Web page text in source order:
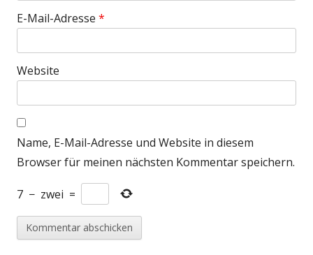
E-Mail-Adresse *
Website
Name, E-Mail-Adresse und Website in diesem
Browser für meinen nächsten Kommentar speichern.
7 − zwei =